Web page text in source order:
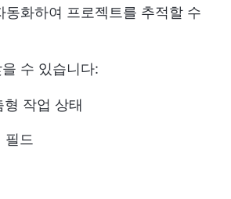
동화하여 프로젝트를 추적할 수
수 있습니다:
작업 상태
필드